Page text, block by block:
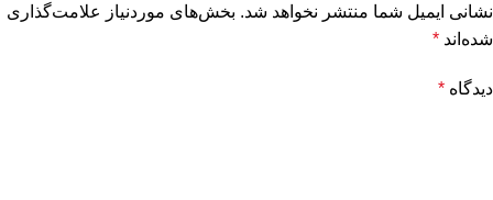
نشانی ایمیل شما منتشر نخواهد شد. بخش‌های موردنیاز علامت‌گذاری
شده‌اند *
دیدگاه *